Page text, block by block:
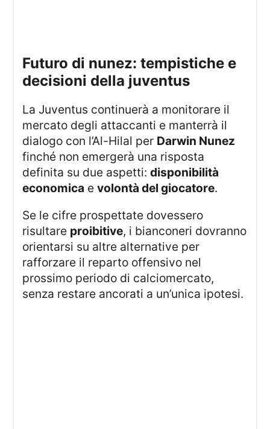
futuro di nunez: tempistiche e
decisioni della juventus
La Juventus continuerà a monitorare il
mercato degli attaccanti e manterrà il
dialogo con l’Al-Hilal per Darwin Nunez
finché non emergerà una risposta
definita su due aspetti:disponibilità
economica evolontà del giocatore.
Se le cifre prospettate dovessero
risultare proibitive, i bianconeri dovranno
orientarsi su altre alternative per
rafforzare il reparto offensivo nel
prossimo periodo di calciomercato,
senza restare ancorati a un’unica ipotesi.